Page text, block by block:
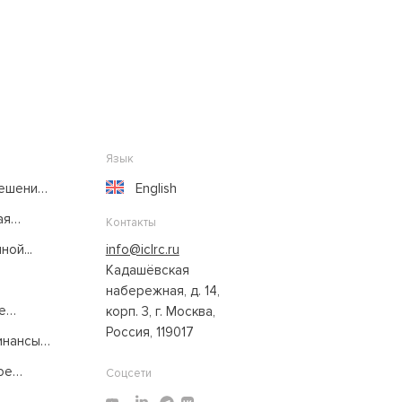
Язык
English
Контакты
info@iclrc.ru
Кадашёвская
набережная, д. 14,
корп. 3, г. Москва,
Россия, 119017
Соцсети